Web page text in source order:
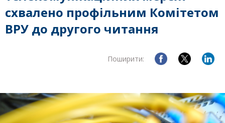
схвалено профільним Комітетом
ВРУ до другого читання
Поширити: